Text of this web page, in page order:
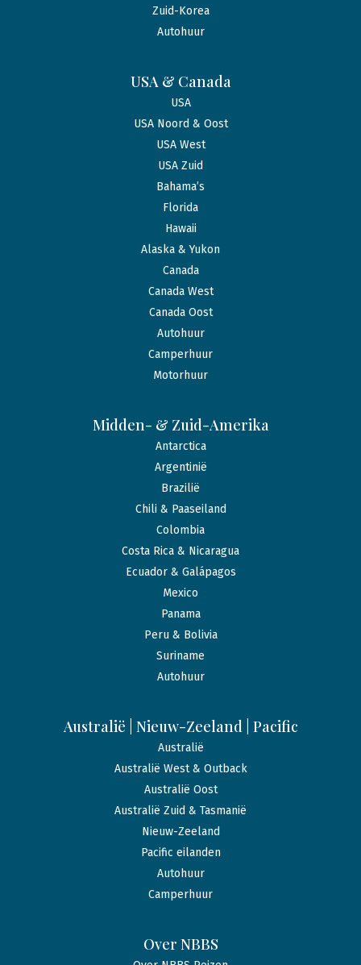
Zuid-Korea
Autohuur
USA & Canada
USA
USA Noord & Oost
USA West
USA Zuid
Bahama’s
Florida
Hawaii
Alaska & Yukon
Canada
Canada West
Canada Oost
Autohuur
Camperhuur
Motorhuur
Midden- & Zuid-Amerika
Antarctica
Argentinië
Brazilië
Chili & Paaseiland
Colombia
Costa Rica & Nicaragua
Ecuador & Galápagos
Mexico
Panama
Peru & Bolivia
Suriname
Autohuur
Australië | Nieuw-Zeeland | Pacific
Australië
Australië West & Outback
Australië Oost
Australië Zuid & Tasmanië
Nieuw-Zeeland
Pacific eilanden
Autohuur
Camperhuur
Over NBBS